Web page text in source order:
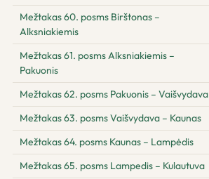
Mežtakas 60. posms Birštonas –
Alksniakiemis
Mežtakas 61. posms Alksniakiemis –
Pakuonis
Mežtakas 62. posms Pakuonis – Vaišvydava
Mežtakas 63. posms Vaišvydava – Kaunas
Mežtakas 64. posms Kaunas – Lampėdis
Mežtakas 65. posms Lampedis – Kulautuva